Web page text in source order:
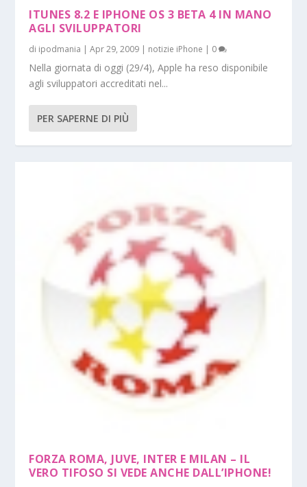
ITUNES 8.2 E IPHONE OS 3 BETA 4 IN MANO
AGLI SVILUPPATORI
di ipodmania |Apr 29, 2009 | notizie iPhone | 0
Nella giornata di oggi (29/4), Apple ha reso disponibile
agli sviluppatori accreditati nel...
PER SAPERNE DI PIÙ
FORZA ROMA, JUVE, INTER E MILAN – IL
VERO TIFOSO SI VEDE ANCHE DALL’IPHONE!